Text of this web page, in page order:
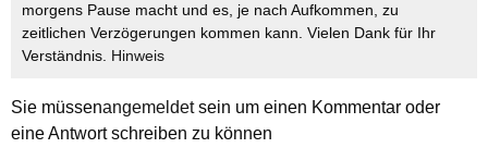
morgens Pause macht und es, je nach Aufkommen, zu
zeitlichen Verzögerungen kommen kann. Vielen Dank für Ihr
Verständnis. Hinweis
Sie müssenangemeldetsein um einen Kommentar oder
eine Antwort schreiben zu können